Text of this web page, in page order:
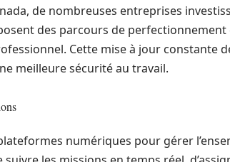
de nombreuses entreprises
des parcours de perfectionnement
Cette mise à jour constante
meilleure sécurité au travail.
numériques pour gérer